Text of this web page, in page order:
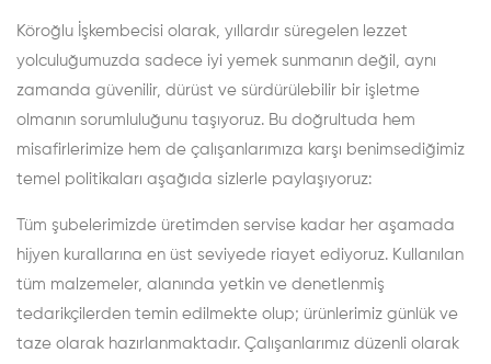
Köroğlu İşkembecisi olarak, yıllardır süregelen lezzet
yolculuğumuzda sadece iyi yemek sunmanın değil, aynı
zamanda güvenilir, dürüst ve sürdürülebilir bir işletme
olmanın sorumluluğunu taşıyoruz. Bu doğrultuda hem
misafirlerimize hem de çalışanlarımıza karşı benimsediğimiz
temel politikaları aşağıda sizlerle paylaşıyoruz:
Tüm şubelerimizde üretimden servise kadar her aşamada
hijyen kurallarına en üst seviyede riayet ediyoruz. Kullanılan
tüm malzemeler, alanında yetkin ve denetlenmiş
tedarikçilerden temin edilmekte olup; ürünlerimiz günlük ve
taze olarak hazırlanmaktadır. Çalışanlarımız düzenli olarak